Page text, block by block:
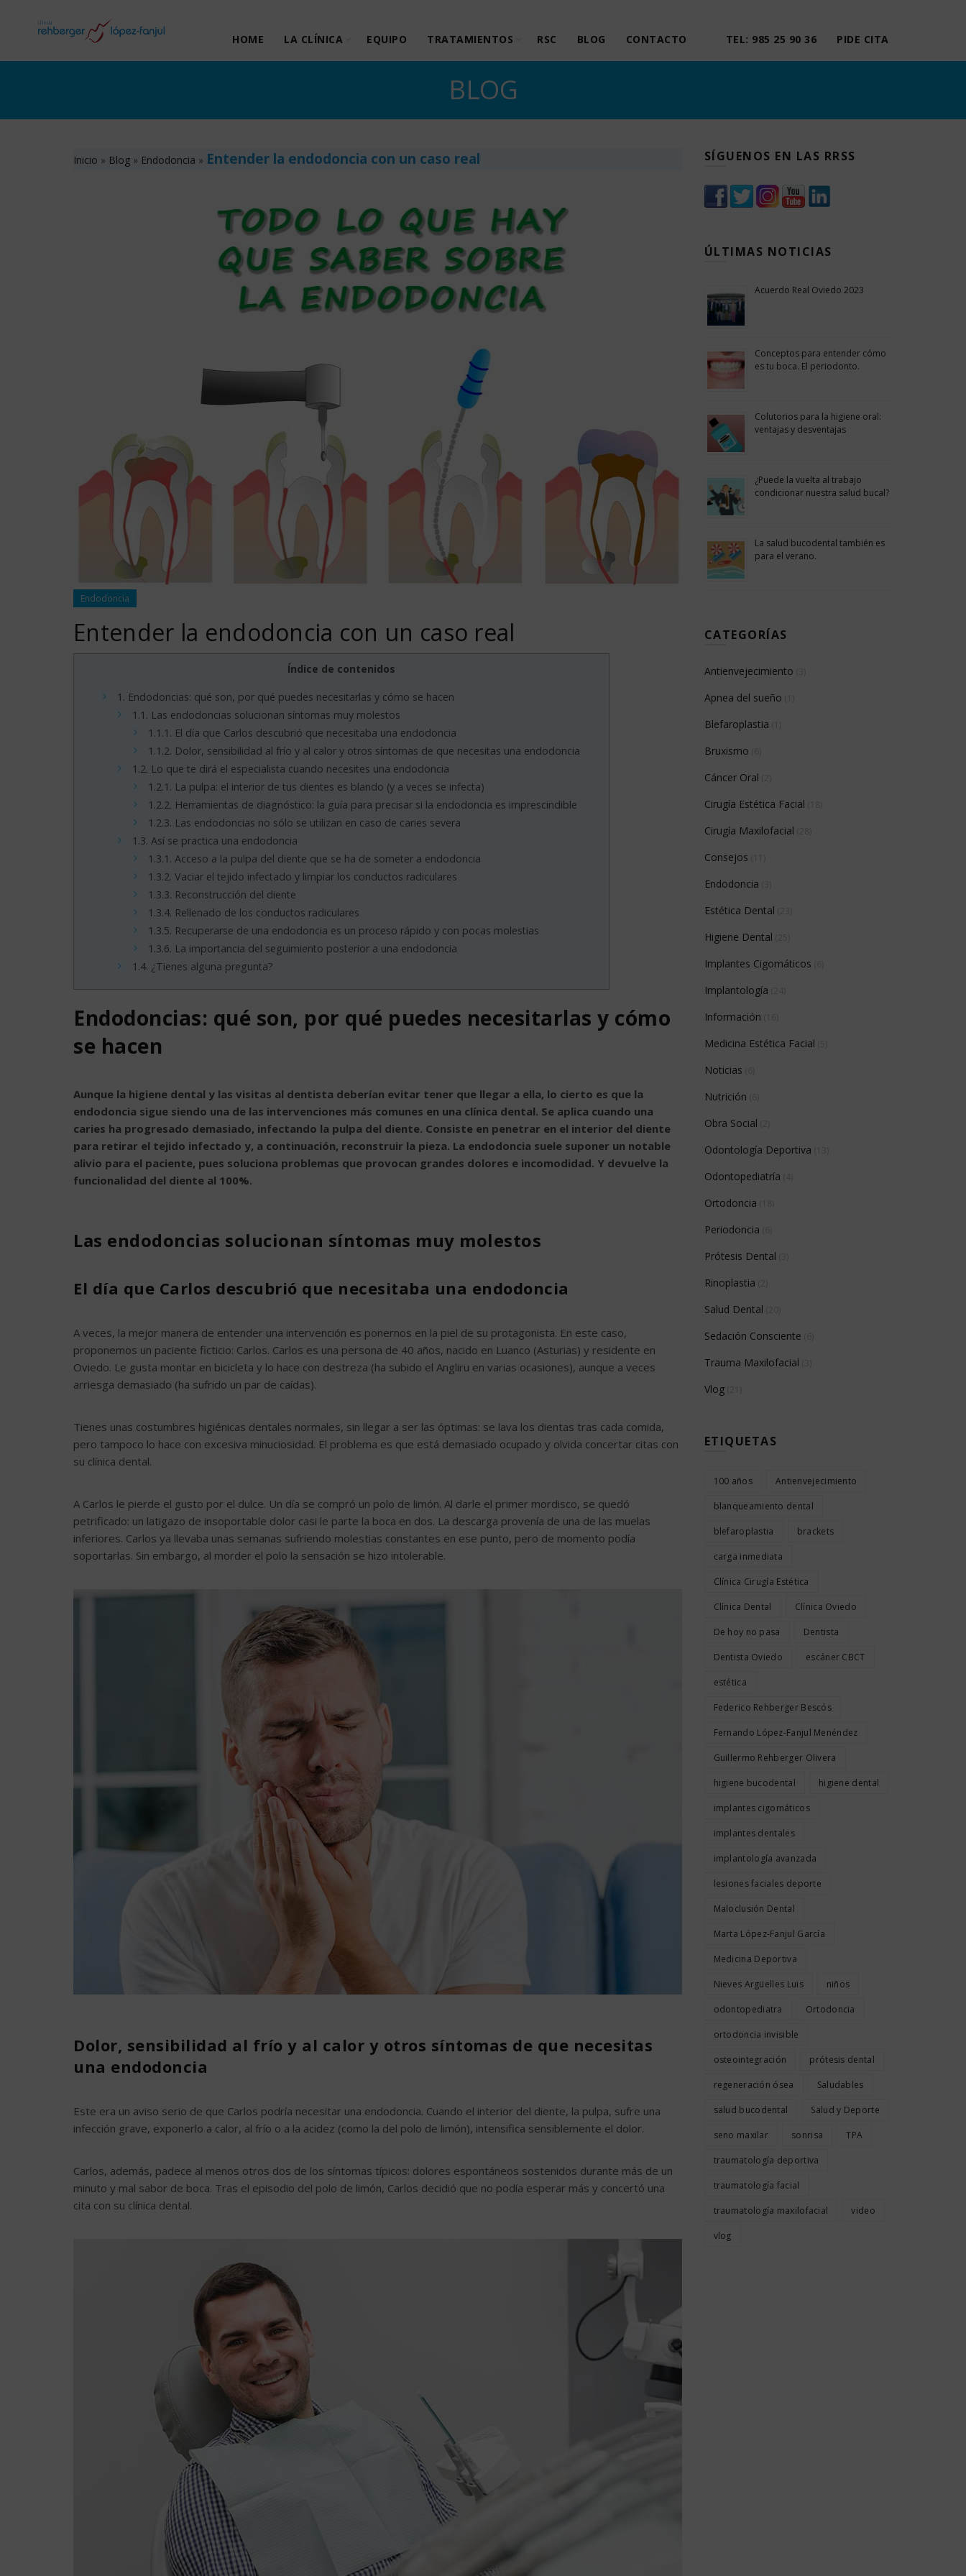
HOME LA CLÍNICA EQUIPO TRATAMIENTOS RSC BLOG CONTACTO TEL: 985 25 90 36 PIDE CITA
BLOG
Inicio » Blog » Endodoncia » Entender la endodoncia con un caso real
Endodoncia
Entender la endodoncia con un caso real
Índice de contenidos
1. Endodoncias: qué son, por qué puedes necesitarlas y cómo se hacen
1.1. Las endodoncias solucionan síntomas muy molestos
1.1.1. El día que Carlos descubrió que necesitaba una endodoncia
1.1.2. Dolor, sensibilidad al frío y al calor y otros síntomas de que necesitas una endodoncia
1.2. Lo que te dirá el especialista cuando necesites una endodoncia
1.2.1. La pulpa: el interior de tus dientes es blando (y a veces se infecta)
1.2.2. Herramientas de diagnóstico: la guía para precisar si la endodoncia es imprescindible
1.2.3. Las endodoncias no sólo se utilizan en caso de caries severa
1.3. Así se practica una endodoncia
1.3.1. Acceso a la pulpa del diente que se ha de someter a endodoncia
1.3.2. Vaciar el tejido infectado y limpiar los conductos radiculares
1.3.3. Reconstrucción del diente
1.3.4. Rellenado de los conductos radiculares
1.3.5. Recuperarse de una endodoncia es un proceso rápido y con pocas molestias
1.3.6. La importancia del seguimiento posterior a una endodoncia
1.4. ¿Tienes alguna pregunta?
Endodoncias: qué son, por qué puedes necesitarlas y cómo
se hacen
Aunque la higiene dental y las visitas al dentista deberían evitar tener que llegar a ella, lo cierto es que la
endodoncia sigue siendo una de las intervenciones más comunes en una clínica dental. Se aplica cuando una
caries ha progresado demasiado, infectando la pulpa del diente. Consiste en penetrar en el interior del diente
para retirar el tejido infectado y, a continuación, reconstruir la pieza. La endodoncia suele suponer un notable
alivio para el paciente, pues soluciona problemas que provocan grandes dolores e incomodidad. Y devuelve la
funcionalidad del diente al 100%.
Las endodoncias solucionan síntomas muy molestos
El día que Carlos descubrió que necesitaba una endodoncia
A veces, la mejor manera de entender una intervención es ponernos en la piel de su protagonista. En este caso,
proponemos un paciente ficticio: Carlos. Carlos es una persona de 40 años, nacido en Luanco (Asturias) y residente en
Oviedo. Le gusta montar en bicicleta y lo hace con destreza (ha subido el Angliru en varias ocasiones), aunque a veces
arriesga demasiado (ha sufrido un par de caídas).
Tienes unas costumbres higiénicas dentales normales, sin llegar a ser las óptimas: se lava los dientas tras cada comida,
pero tampoco lo hace con excesiva minuciosidad. El problema es que está demasiado ocupado y olvida concertar citas con
su clínica dental.
A Carlos le pierde el gusto por el dulce. Un día se compró un polo de limón. Al darle el primer mordisco, se quedó
petrificado: un latigazo de insoportable dolor casi le parte la boca en dos. La descarga provenía de una de las muelas
inferiores. Carlos ya llevaba unas semanas sufriendo molestias constantes en ese punto, pero de momento podía
soportarlas. Sin embargo, al morder el polo la sensación se hizo intolerable.
Dolor, sensibilidad al frío y al calor y otros síntomas de que necesitas
una endodoncia
Este era un aviso serio de que Carlos podría necesitar una endodoncia. Cuando el interior del diente, la pulpa, sufre una
infección grave, exponerlo a calor, al frío o a la acidez (como la del polo de limón), intensifica sensiblemente el dolor.
Carlos, además, padece al menos otros dos de los síntomas típicos: dolores espontáneos sostenidos durante más de un
minuto y mal sabor de boca. Tras el episodio del polo de limón, Carlos decidió que no podía esperar más y concertó una
cita con su clínica dental.
SÍGUENOS EN LAS RRSS
ÚLTIMAS NOTICIAS
Acuerdo Real Oviedo 2023
Conceptos para entender cómo
es tu boca. El periodonto.
Colutorios para la higiene oral:
ventajas y desventajas
¿Puede la vuelta al trabajo
condicionar nuestra salud bucal?
La salud bucodental también es
para el verano.
CATEGORÍAS
Antienvejecimiento
Apnea del sueño
Blefaroplastia
Bruxismo
Cáncer Oral
Cirugía Estética Facial
Cirugía Maxilofacial
Consejos
Endodoncia
Estética Dental
Higiene Dental
Implantes Cigomáticos
Implantología
Información
Medicina Estética Facial
Noticias
Nutrición
Obra Social
Odontología Deportiva
Odontopediatría
Ortodoncia
Periodoncia
Prótesis Dental
Rinoplastia
Salud Dental
Sedación Consciente
Trauma Maxilofacial
Vlog(21)
ETIQUETAS
100 años Antienvejecimiento
blanqueamiento dental
blefaroplastia brackets
carga inmediata
Clínica Cirugía Estética
Clínica Dental Clínica Oviedo
De hoy no pasa Dentista
Dentista Oviedo escáner CBCT
estética
Federico Rehberger Bescós
Fernando López-Fanjul Menéndez
Guillermo Rehberger Olivera
higiene bucodental higiene dental
implantes cigomáticos
implantes dentales
implantología avanzada
lesiones faciales deporte
Maloclusión Dental
Marta López-Fanjul García
Medicina Deportiva
Nieves Argüelles Luis niños
odontopediatra Ortodoncia
ortodoncia invisible
osteointegración prótesis dental
regeneración ósea Saludables
salud bucodental Salud y Deporte
seno maxilar sonrisa TPA
traumatología deportiva
traumatología facial
traumatología maxilofacial video
vlog